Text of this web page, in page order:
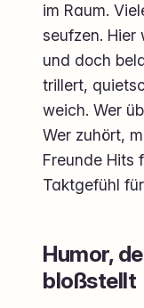
im Raum.
seufzen. Hier
und doch
trillert,
weich. Wer
Wer zuhört,
Freunde Hits
Taktgefühl
Humor,
bloßstellt